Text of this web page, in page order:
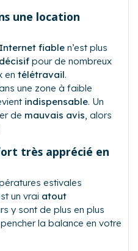
une location
fiable n’est plus
pour de nombreux
en télétravail.
une zone à faible
indispensable. Un
de mauvais avis, alors
très apprécié en
estivales
un vrai atout
y sont de plus en plus
la balance en votre